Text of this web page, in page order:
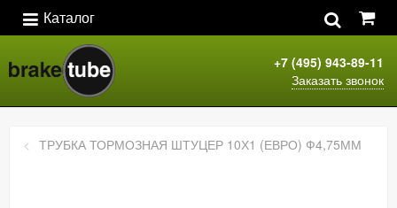
Каталог
+7 (495) 943-89-11
Заказать звонок
ТРУБКА ТОРМОЗНАЯ ШТУЦЕР 10Х1 (ЕВРО) Ф4,75ММ